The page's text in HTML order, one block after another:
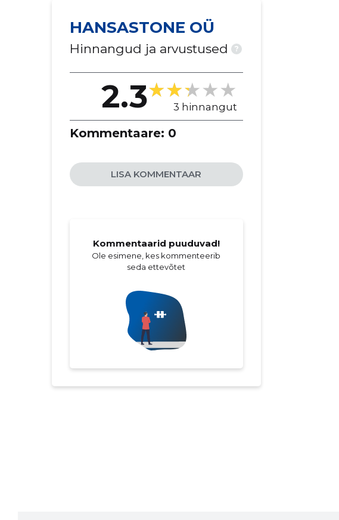
HANSASTONE OÜ
Hinnangud ja arvustused ?
2.3 3 hinnangut
Kommentaare: 0
LISA KOMMENTAAR
Kommentaarid puuduvad!
Ole esimene, kes kommenteerib
seda ettevõtet